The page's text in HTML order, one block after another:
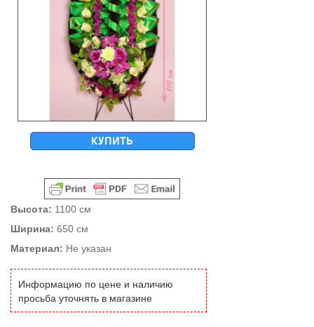
КУПИТЬ
Высота: 1100 см
Ширина: 650 см
Материал: Не указан
Информацию по цене и наличию
просьба уточнять в магазине